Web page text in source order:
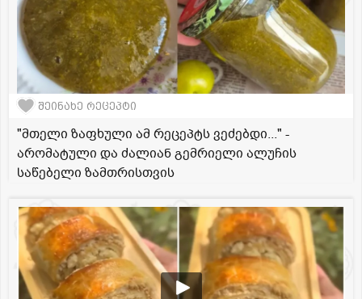
შეინახე რეცეპტი
"მთელი ზაფხული ამ რეცეპტს ვეძებდი..." -
არომატული და ძალიან გემრიელი ალუჩის
საწებელი ზამთრისთვის